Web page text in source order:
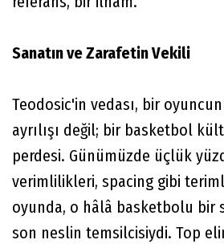
Sanatın ve Zarafetin Vekili
Teodosic'in vedası, bir
ayrılışı değil; bir basketbol
perdesi. Günümüzde üçlük
verimlilikleri, spacing gibi
oyunda, o hâlâ basketbolu bir
son neslin temsilcisiydi. Top